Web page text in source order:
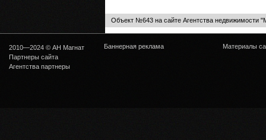
Объект №643 на сайте Агентства недвижимости
2010—2024 © АН Магнат
Партнеры сайта
Агентства партнеры
Баннерная реклама Материалы